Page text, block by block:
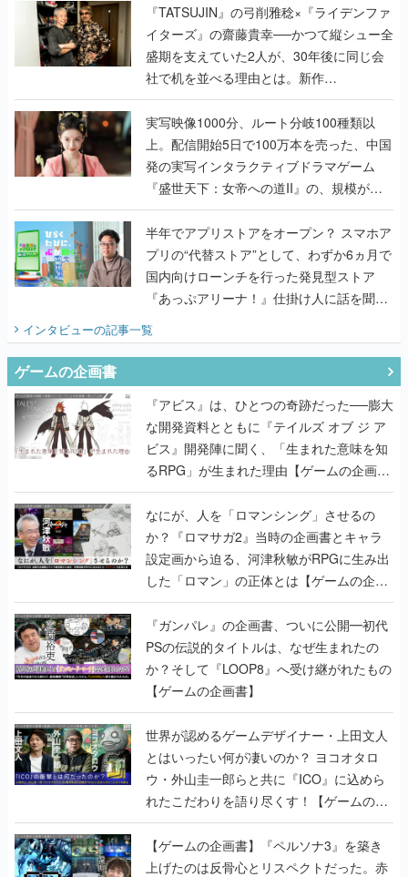
く
『TATSUJIN』の弓削雅稔×『ライデンファ
イターズ』の齋藤貴幸──かつて縦シュー全
盛期を支えていた2人が、30年後に同じ会
社で机を並べる理由とは。新作
『TATSUJIN EXTREME』で初タッグを組
んだレジェンド2人に訊く開発秘話
実写映像1000分、ルート分岐100種類以
上。配信開始5日で100万本を売った、中国
発の実写インタラクティブドラマゲーム
『盛世天下：女帝への道II』の、規模が違
うこだわりをプロデューサーに聞いた
半年でアプリストアをオープン？ スマホア
プリの“代替ストア”として、わずか6ヵ月で
国内向けローンチを行った発見型ストア
『あっぷアリーナ！』仕掛け人に話を聞い
インタビューの記事一覧
ゲームの企画書
『アビス』は、ひとつの奇跡だった──膨大
な開発資料とともに『テイルズ オブ ジ ア
ビス』開発陣に聞く、「生まれた意味を知
るRPG」が生まれた理由【ゲームの企画
書】
なにが、人を「ロマンシング」させるの
か？『ロマサガ2』当時の企画書とキャラ
設定画から迫る、河津秋敏がRPGに生み出
した「ロマン」の正体とは【ゲームの企画
書】
『ガンパレ』の企画書、ついに公開━初代
PSの伝説的タイトルは、なぜ生まれたの
か？そして『LOOP8』へ受け継がれたもの
【ゲームの企画書】
世界が認めるゲームデザイナー・上田文人
とはいったい何が凄いのか？ ヨコオタロ
ウ・外山圭一郎らと共に『ICO』に込めら
れたこだわりを語り尽くす！【ゲームの企
画書】
【ゲームの企画書】『ペルソナ3』を築き
上げたのは反骨心とリスペクトだった。赤